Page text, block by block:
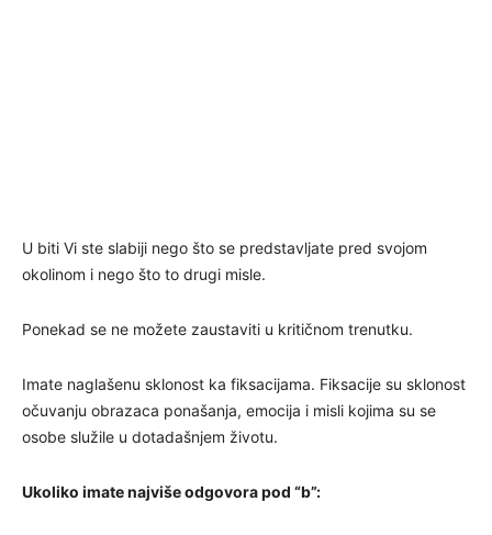
U biti Vi ste slabiji nego što se predstavljate pred svojom
okolinom i nego što to drugi misle.
Ponekad se ne možete zaustaviti u kritičnom trenutku.
Imate naglašenu sklonost ka fiksacijama. Fiksacije su sklonost
očuvanju obrazaca ponašanja, emocija i misli kojima su se
osobe služile u dotadašnjem životu.
Ukoliko imate najviše odgovora pod “b”: